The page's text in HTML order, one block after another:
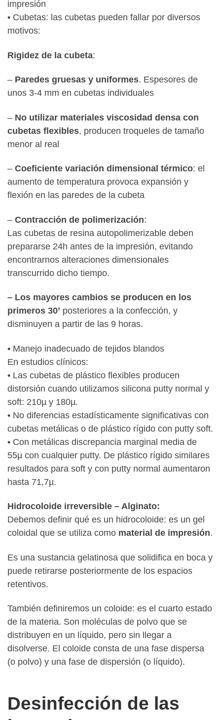
impresión
• Cubetas: las cubetas pueden fallar por diversos
motivos:
Rigidez de la cubeta:
– Paredes gruesas y uniformes. Espesores de
unos 3-4 mm en cubetas individuales
– No utilizar materiales viscosidad densa con
cubetas flexibles, producen troqueles de tamaño
menor al real
– Coeficiente variación dimensional térmico: el
aumento de temperatura provoca expansión y
flexión en las paredes de la cubeta
– Contracción de polimerización:
Las cubetas de resina autopolimerizable deben
prepararse 24h antes de la impresión, evitando
encontrarnos alteraciones dimensionales
transcurrido dicho tiempo.
– Los mayores cambios se producen en los
primeros 30’ posteriores a la confección, y
disminuyen a partir de las 9 horas.
• Manejo inadecuado de tejidos blandos
En estudios clínicos:
• Las cubetas de plástico flexibles producen
distorsión cuando utilizamos silicona putty normal y
soft: 210µ y 180µ.
• No diferencias estadísticamente significativas con
cubetas metálicas o de plástico rígido con putty soft.
• Con metálicas discrepancia marginal media de
55µ con cualquier putty. De plástico rígido similares
resultados para soft y con putty normal aumentaron
hasta 71,7µ.
Hidrocoloide irreversible – Alginato:
Debemos definir qué es un hidrocoloide: es un gel
coloidal que se utiliza como material de impresión.
Es una sustancia gelatinosa que solidifica en boca y
puede retirarse posteriormente de los espacios
retentivos.
También definiremos un coloide: es el cuarto estado
de la materia. Son moléculas de polvo que se
distribuyen en un líquido, pero sin llegar a
disolverse. El coloide consta de una fase dispersa
(o polvo) y una fase de dispersión (o líquido).
Desinfección de las